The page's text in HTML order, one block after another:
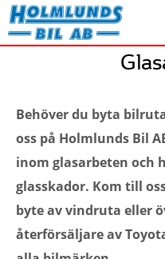
Behöver du byta
oss på Holmlunds Bil
inom glasarbeten och
glasskador. Kom till
byte av vindruta eller
återförsäljare av